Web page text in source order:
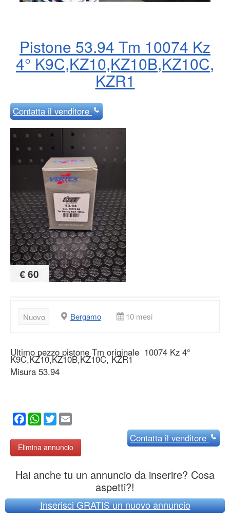
Pistone 53.94 Tm 10074 Kz
4° K9C,KZ10,KZ10B,KZ10C,
KZR1
Contattail venditore
€ 60
Nuovo Bergamo 10 mesi
Ultimo pezzo pistone Tm originale 10074 Kz 4°
K9C,KZ10,KZ10B,KZ10C, KZR1
Misura 53.94
Facebook
WhatsApp
Twitter
Elimina annuncio
Contattail venditore
Hai anche tu un annuncio da inserire? Cosa
aspetti?!
Inserisci GRATIS un nuovo annuncio